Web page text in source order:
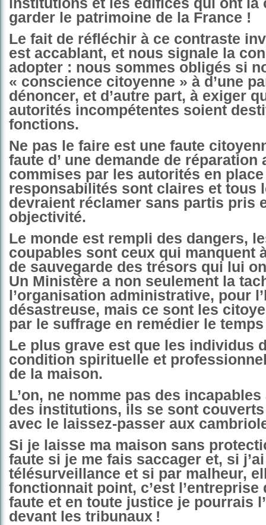
institutions et les édifices qui ont la
garder le patrimoine de la France !
Le fait de réfléchir à ce contraste
est accablant, et nous signale la
adopter : nous sommes obligés si
« conscience citoyenne » à d’une
dénoncer, et d’autre part, à exiger
autorités incompétentes soient
fonctions.
Ne pas le faire est une faute
faute d’ une demande de réparation
commises par les autorités en
responsabilités sont claires et tous
devraient réclamer sans partis pris
objectivité.
Le monde est rempli des dangers,
coupables sont ceux qui manquent
de sauvegarde des trésors qui lui
Un Ministère a non seulement la
l’organisation administrative, pour
désastreuse, mais ce sont les
par le suffrage en remédier le
Le plus grave est que les individus
condition spirituelle et
de la maison.
L’on, ne nomme pas des
des institutions, ils se sont
avec le laissez-passer aux
Si je laisse ma maison sans
faute si je me fais saccager et, si
télésurveillance et si par malheur,
fonctionnait point, c’est l’entreprise
faute et en toute justice je pourrais
devant les tribunaux !